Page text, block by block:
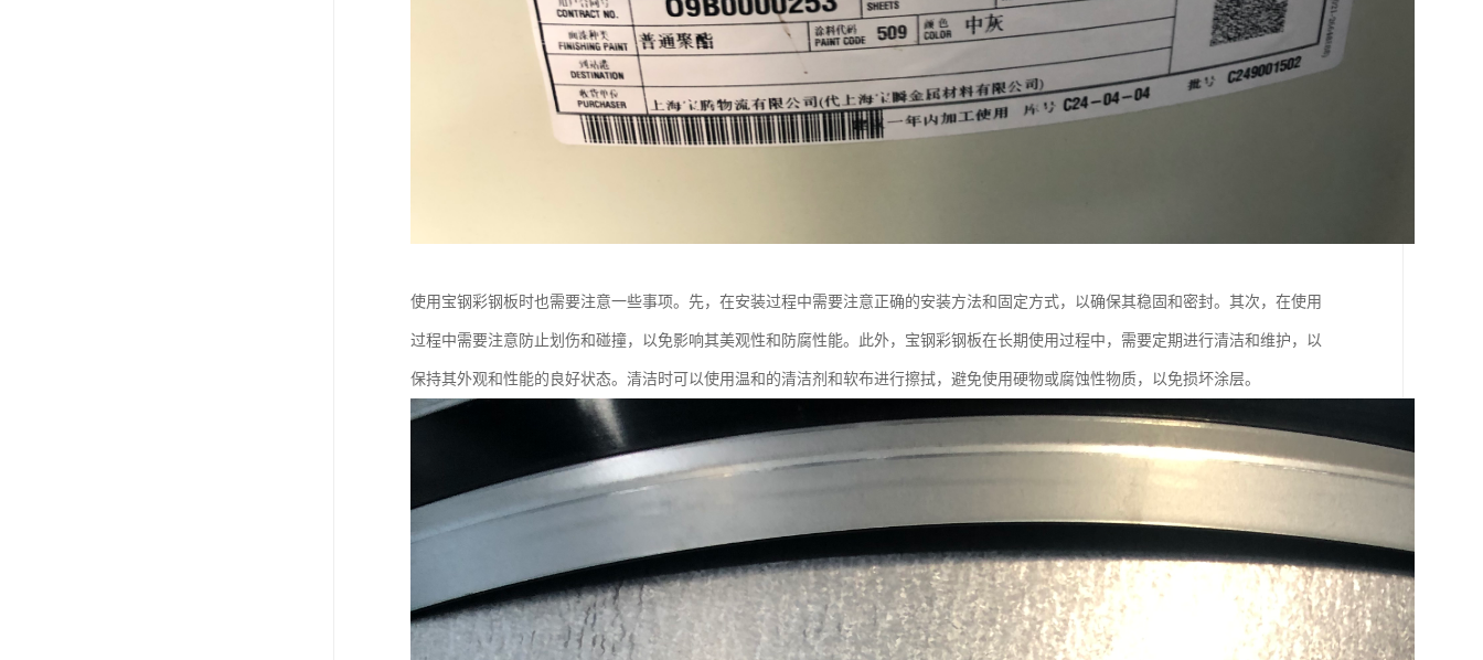
使用宝钢彩钢板时也需要注意一些事项。先，在安装过程中需要注意正确的安装方法和固定方式，以确保其稳固和密封。其次，在使用
过程中需要注意防止划伤和碰撞，以免影响其美观性和防腐性能。此外，宝钢彩钢板在长期使用过程中，需要定期进行清洁和维护，以
保持其外观和性能的良好状态。清洁时可以使用温和的清洁剂和软布进行擦拭，避免使用硬物或腐蚀性物质，以免损坏涂层。